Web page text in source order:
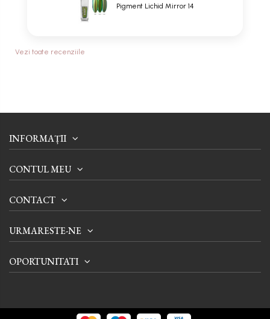
Pigment Lichid Mirror 14
Vezi toate recenziile
INFORMAȚII
CONTUL MEU
CONTACT
URMARESTE-NE
OPORTUNITATI